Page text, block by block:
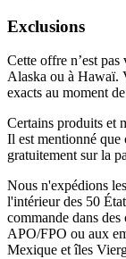
Exclusions
Cette offre n’est
Alaska ou à Hawaï.
exacts au moment
Certains produits et
Il est mentionné que
gratuitement sur la
Nous n'expédions
l'intérieur des 50
commande dans des
APO/FPO ou aux
Mexique et îles